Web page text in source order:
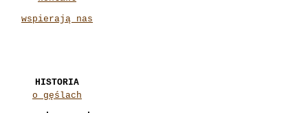
wspierają nas
HISTORIA
o gęślach